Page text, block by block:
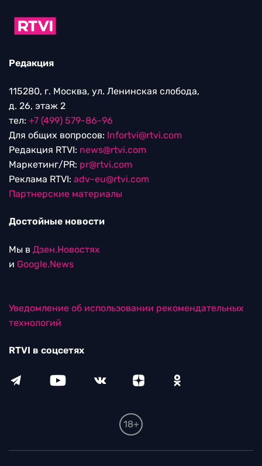
Редакция
115280, г. Москва, ул. Ленинская слобода,
д. 26, этаж 2
тел: +7 (499) 579-86-96
Для общих вопросов: Infortvi@rtvi.com
Редакция RTVI: news@rtvi.com
Маркетинг/PR: pr@rtvi.com
Реклама RTVI: adv-eu@rtvi.com
Партнерские материалы
Достойные новости
Мы в Дзен.Новостях
и Google.News
Уведомление об использовании рекомендательных
технологий
RTVI в соцсетях
18+